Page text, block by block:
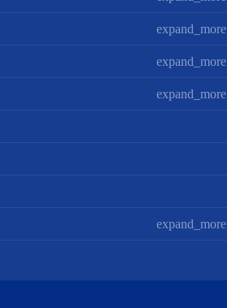
expand_more
expand_more
expand_more
expand_more